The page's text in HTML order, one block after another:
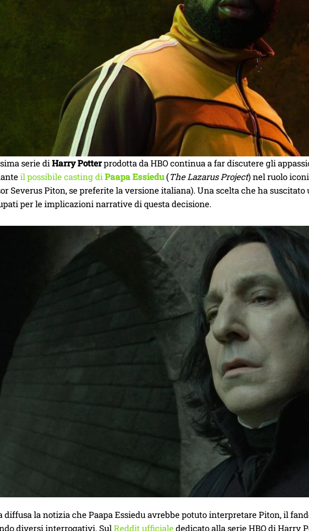
serie diHarry Potterprodotta da HBO continua a far discutere gli
il possibile casting diPaapa Essiedu(The Lazarus Project) nel ruolo
Severus Piton, se preferite la versione italiana). Una scelta che ha
per le implicazioni narrative di questa decisione.
diffusa la notizia che Paapa Essiedu avrebbe potuto interpretare Piton, il
diversi interrogativi. SulReddit ufficialededicato alla serie HBO di Harry